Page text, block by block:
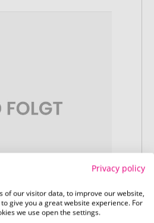
Privacy policy
of our visitor data, to improve our website,
give you a great website experience. For
we use open the settings.